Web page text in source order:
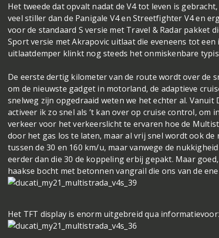
Het tweede dat opvalt nadat de V4 tot leven is
veel stiller dan de Panigale V4 en Streetfighter V4 en
voor de standaard S versie met Travel & Radar pakket
Sport versie met Akrapovic uitlaat die eveneens tot
uitlaatdemper klinkt nog steeds het onmiskenbare
De eerste dertig kilometer van de route wordt over de
om de nieuwste gadget in motorland, de adaptieve
snelweg zijn opgedraaid weten we het echter al.
activeer ik zo snel als ’t kan over op cruise control,
verkeer voor het verkeerslicht te ervaren hoe de
door het gas los te laten, maar al vrij snel wordt ook
tussen de 30 en 160 km/u, maar vanwege de
eerder dan die 30 de koppeling erbij gepakt. Maar
haakse bocht met betonnen vangrail die ons van de
Het TFT display is enorm uitgebreid qua